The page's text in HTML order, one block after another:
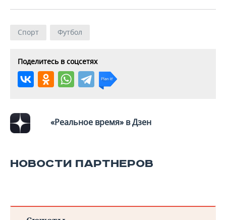
Спорт Футбол
Поделитесь в соцсетях
«Реальное время» в Дзен
НОВОСТИ ПАРТНЕРОВ